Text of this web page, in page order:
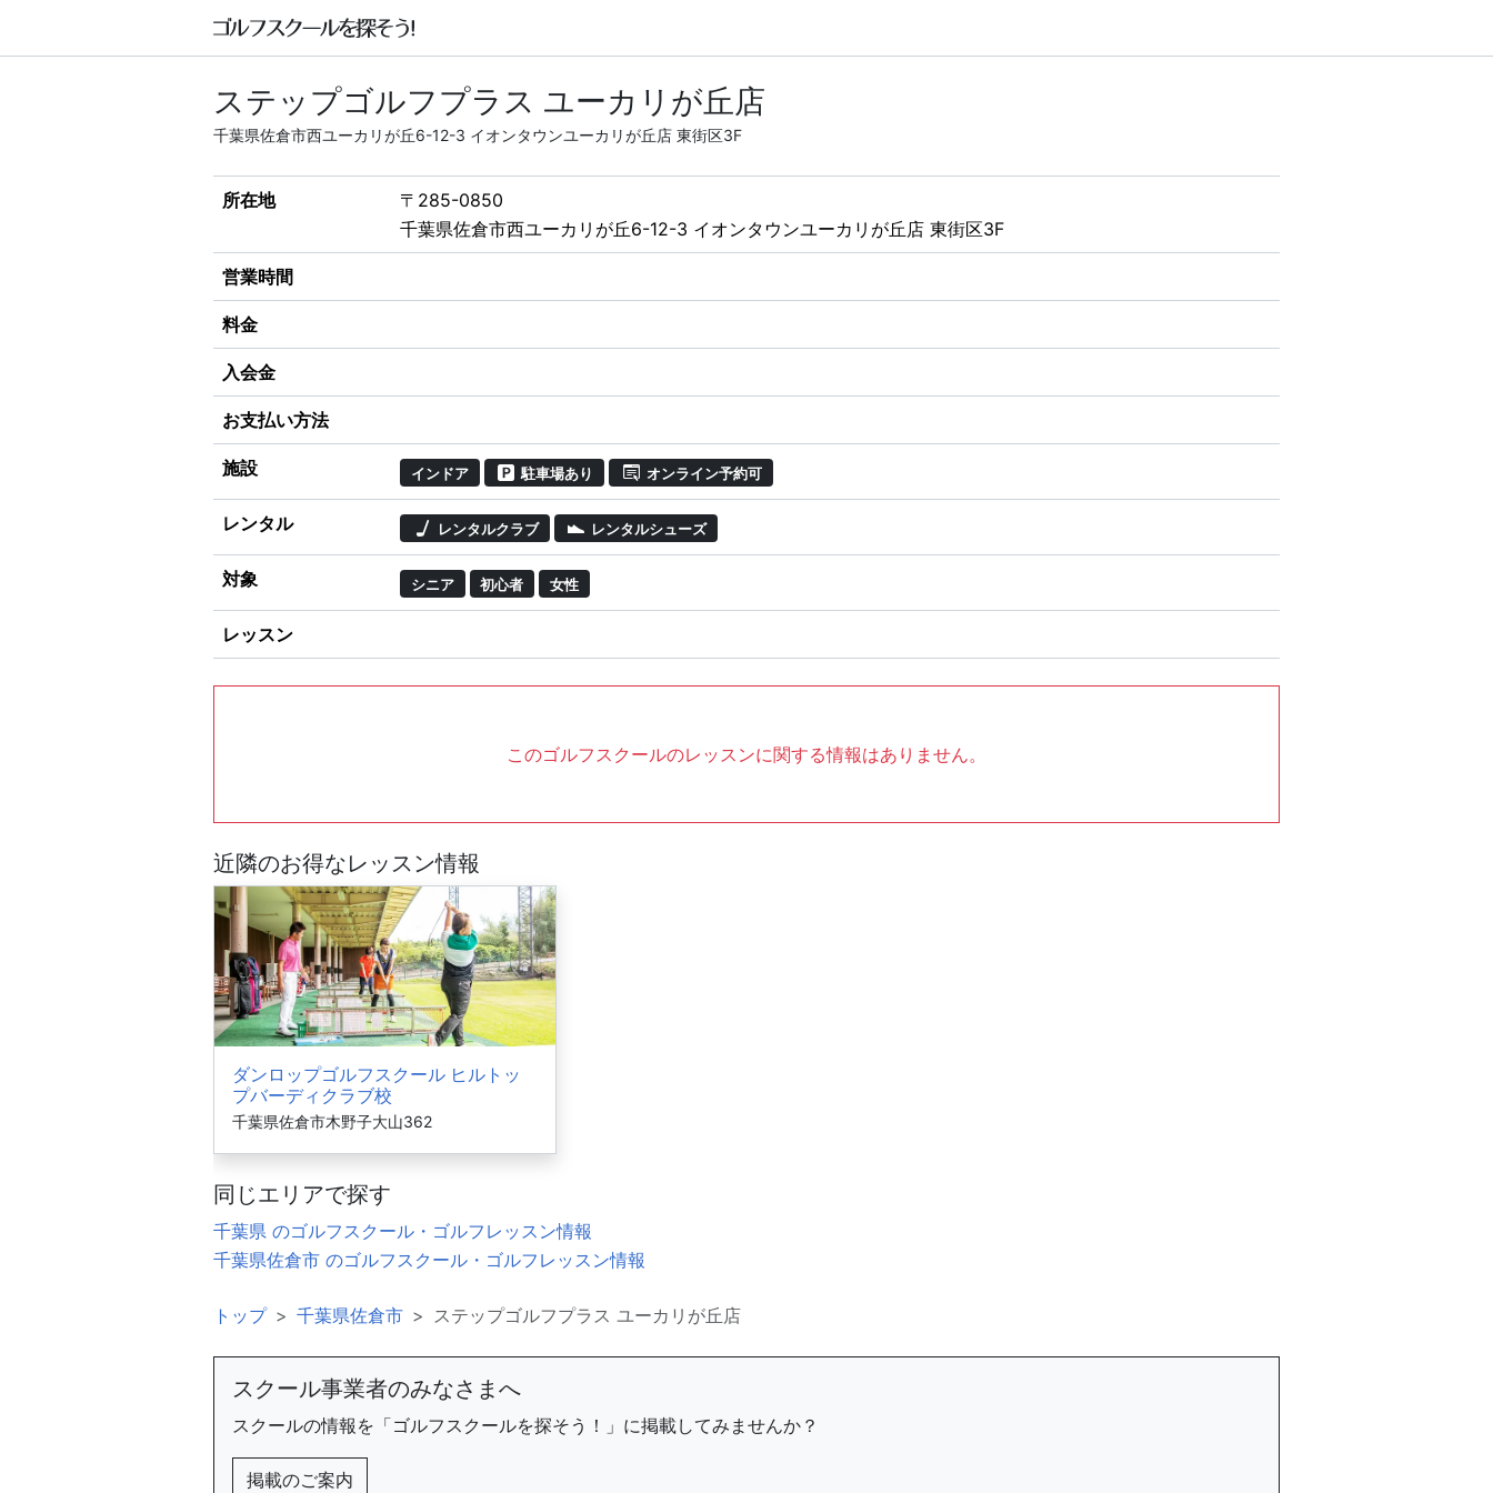
ステップゴルフプラス ユーカリが丘店
千葉県佐倉市西ユーカリが丘6-12-3 イオンタウンユーカリが丘店 東街区3F
所在地
〒285-0850
千葉県佐倉市西ユーカリが丘6-12-3 イオンタウンユーカリが丘店 東街区3F
営業時間
料金
入会金
お支払い方法
施設 インドア 駐車場あり オンライン予約可
レンタル レンタルクラブ レンタルシューズ
対象 シニア 初心者 女性
レッスン
このゴルフスクールのレッスンに関する情報はありません。
近隣のお得なレッスン情報
ダンロップゴルフスクール ヒルトッ
プバーディクラブ校
千葉県佐倉市木野子大山362
同じエリアで探す
千葉県 のゴルフスクール・ゴルフレッスン情報
千葉県佐倉市 のゴルフスクール・ゴルフレッスン情報
トップ 千葉県佐倉市 ステップゴルフプラス ユーカリが丘店
スクール事業者のみなさまへ
スクールの情報を「ゴルフスクールを探そう！」に掲載してみませんか？
掲載のご案内